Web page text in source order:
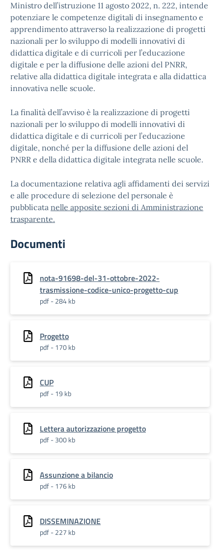
Ministro dell’istruzione 11 agosto 2022, n. 222, intende
potenziare le competenze digitali di insegnamento e
apprendimento attraverso la realizzazione di progetti
nazionali per lo sviluppo di modelli innovativi di
didattica digitale e di curricoli per l’educazione
digitale e per la diffusione delle azioni del PNRR,
relative alla didattica digitale integrata e alla didattica
innovativa nelle scuole.
La finalità dell’avviso è la realizzazione di progetti
nazionali per lo sviluppo di modelli innovativi di
didattica digitale e di curricoli per l’educazione
digitale, nonché per la diffusione delle azioni del
PNRR e della didattica digitale integrata nelle scuole.
La documentazione relativa agli affidamenti dei servizi
e alle procedure di selezione del personale è
pubblicata nelle apposite sezioni di Amministrazione
trasparente.
Documenti
nota-91698-del-31-ottobre-2022-
trasmissione-codice-unico-progetto-cup
pdf - 284 kb
Progetto
pdf - 170 kb
CUP
pdf - 19 kb
Lettera autorizzazione progetto
pdf - 300 kb
Assunzione a bilancio
pdf - 176 kb
DISSEMINAZIONE
pdf - 227 kb